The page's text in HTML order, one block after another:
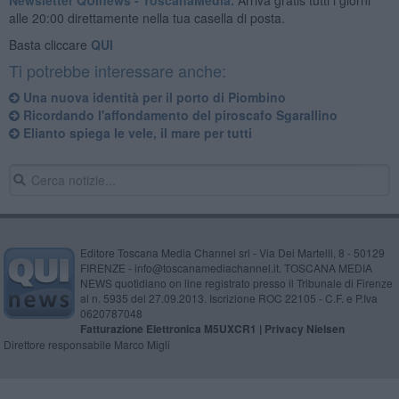
alle 20:00 direttamente nella tua casella di posta.
Basta cliccare QUI
Ti potrebbe interessare anche:
Una nuova identità per il porto di Piombino
Ricordando l'affondamento del piroscafo Sgarallino
Elianto spiega le vele, il mare per tutti
Editore Toscana Media Channel srl - Via Dei Martelli, 8 - 50129
FIRENZE - info@toscanamediachannel.it. TOSCANA MEDIA
NEWS quotidiano on line registrato presso il Tribunale di Firenze
al n. 5935 del 27.09.2013. Iscrizione ROC 22105 - C.F. e P.Iva
0620787048
Fatturazione Elettronica M5UXCR1 | Privacy Nielsen
Direttore responsabile Marco Migli